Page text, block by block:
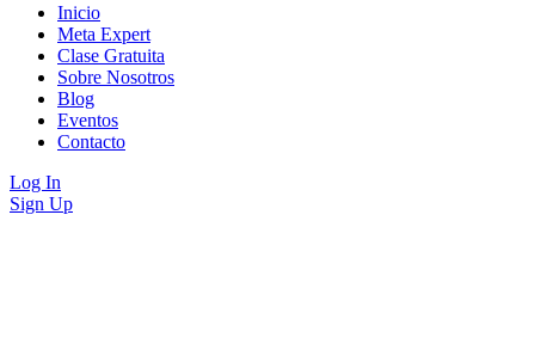
Inicio
Meta Expert
Clase Gratuita
Sobre Nosotros
Blog
Eventos
Contacto
Log In
Sign Up